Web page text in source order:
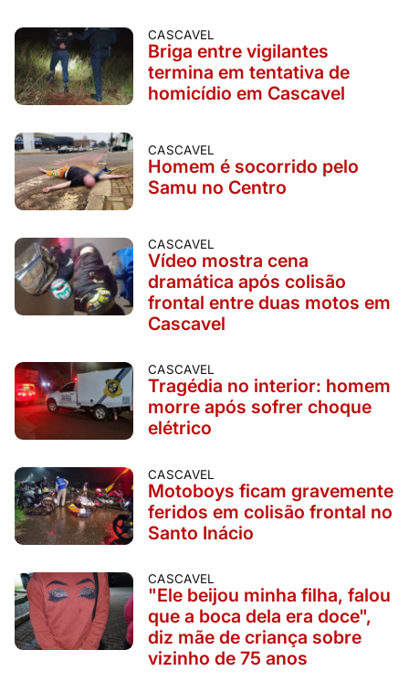
CASCAVEL
Briga entre vigilantes
termina em tentativa de
homicídio em Cascavel
CASCAVEL
Homem é socorrido pelo
Samu no Centro
CASCAVEL
Vídeo mostra cena
dramática após colisão
frontal entre duas motos em
Cascavel
CASCAVEL
Tragédia no interior: homem
morre após sofrer choque
elétrico
CASCAVEL
Motoboys ficam gravemente
feridos em colisão frontal no
Santo Inácio
CASCAVEL
"Ele beijou minha filha, falou
que a boca dela era doce",
diz mãe de criança sobre
vizinho de 75 anos